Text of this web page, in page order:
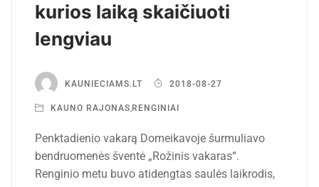
kurios laiką skaičiuoti
lengviau
KAUNIECIAMS.LT 2018-08-27
KAUNO RAJONAS,RENGINIAI
Penktadienio vakarą Domeikavoje šurmuliavo
bendruomenės šventė „Rožinis vakaras“.
Renginio metu buvo atidengtas saulės laikrodis,